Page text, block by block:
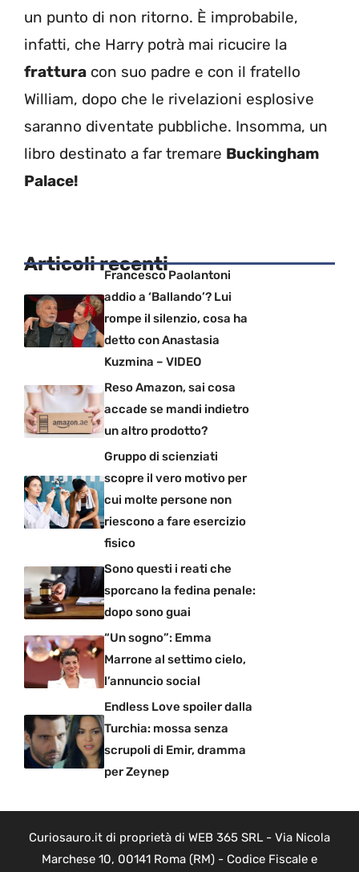
un punto di non ritorno. È improbabile,
infatti, che Harry potrà mai ricucire la
frattura con suo padre e con il fratello
William, dopo che le rivelazioni esplosive
saranno diventate pubbliche. Insomma, un
libro destinato a far tremare Buckingham
Palace!
Articoli recentiFrancesco Paolantoni
addio a ‘Ballando’? Lui
rompe il silenzio, cosa ha
detto con Anastasia
Kuzmina – VIDEO
Reso Amazon, sai cosa
accade se mandi indietro
un altro prodotto?
Gruppo di scienziati
scopre il vero motivo per
cui molte persone non
riescono a fare esercizio
fisico
Sono questi i reati che
sporcano la fedina penale:
dopo sono guai
“Un sogno”: Emma
Marrone al settimo cielo,
l’annuncio social
Endless Love spoiler dalla
Turchia: mossa senza
scrupoli di Emir, dramma
per Zeynep
Curiosauro.it di proprietà di WEB 365 SRL - Via Nicola
Marchese 10, 00141 Roma (RM) - Codice Fiscale e